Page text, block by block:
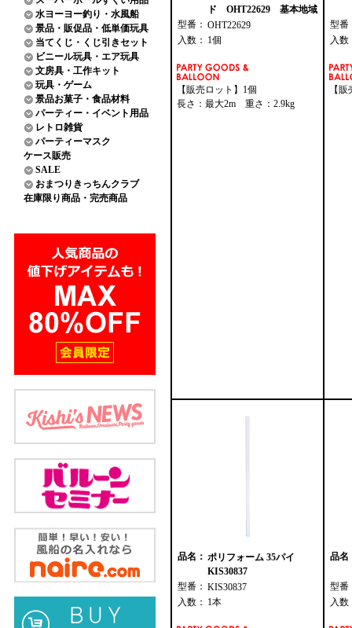
水ヨーヨー釣り・水風船
景品・販促品・低単価玩具
当てくじ・くじ引きセット
ビニール玩具・エア玩具
文房具・工作キット
玩具・ゲーム
景品お菓子・食品材料
パーティー・イベント用品
レトロ雑貨
パーティーマスク
ケース販売
SALE
おまつりきっちんクラブ
在庫限り商品・完売商品
ド OHT22629 基本地域
型番： OHT22629
入数： 1個
【販売ロット】1個
長さ：最大2m 重さ：2.9kg
型番
入数
【
品名： ポリフォーム 35パイ
KIS30837
型番： KIS30837
入数： 1本
品名
型番
入数